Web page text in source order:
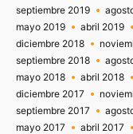
septiembre 2019
mayo 2019
abril 2019
diciembre 2018
septiembre 2018
mayo 2018
abril 2018
diciembre 2017
septiembre 2017
mayo 2017
abril 2017